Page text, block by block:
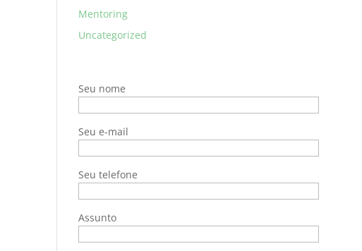
Mentoring
Uncategorized
Seu nome
Seu e-mail
Seu telefone
Assunto